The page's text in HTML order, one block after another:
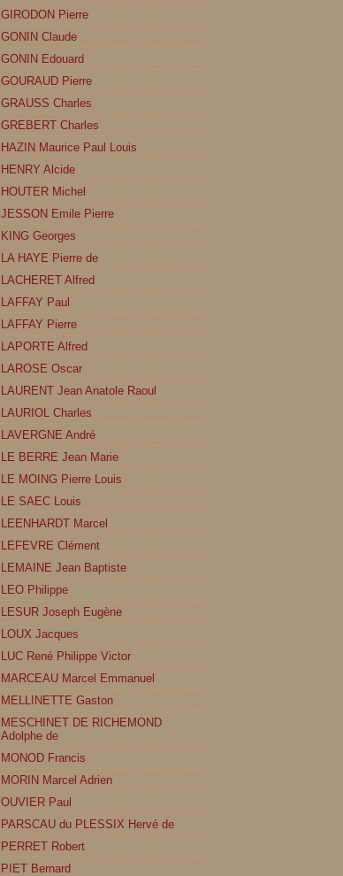
GIRODON Pierre
GONIN Claude
GONIN Edouard
GOURAUD Pierre
GRAUSS Charles
GREBERT Charles
HAZIN Maurice Paul Louis
HENRY Alcide
HOUTER Michel
JESSON Emile Pierre
KING Georges
LA HAYE Pierre de
LACHERET Alfred
LAFFAY Paul
LAFFAY Pierre
LAPORTE Alfred
LAROSE Oscar
LAURENT Jean Anatole Raoul
LAURIOL Charles
LAVERGNE André
LE BERRE Jean Marie
LE MOING Pierre Louis
LE SAEC Louis
LEENHARDT Marcel
LEFEVRE Clément
LEMAINE Jean Baptiste
LEO Philippe
LESUR Joseph Eugène
LOUX Jacques
LUC René Philippe Victor
MARCEAU Marcel Emmanuel
MELLINETTE Gaston
MESCHINET DE RICHEMOND
Adolphe de
MONOD Francis
MORIN Marcel Adrien
OUVIER Paul
PARSCAU du PLESSIX Hervé de
PERRET Robert
PIET Bernard